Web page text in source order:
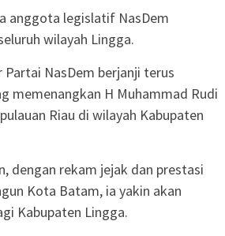
anggota legislatif NasDem
wilayah Lingga.
Partai NasDem berjanji terus
memenangkan H Muhammad Rudi
Riau di wilayah Kabupaten
dengan rekam jejak dan prestasi
Kota Batam, ia yakin akan
Kabupaten Lingga.